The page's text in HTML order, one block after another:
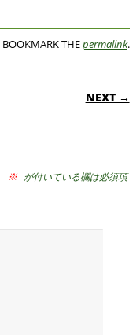
BOOKMARK THEpermalink.
NEXT →
※ が付いている欄は必須項